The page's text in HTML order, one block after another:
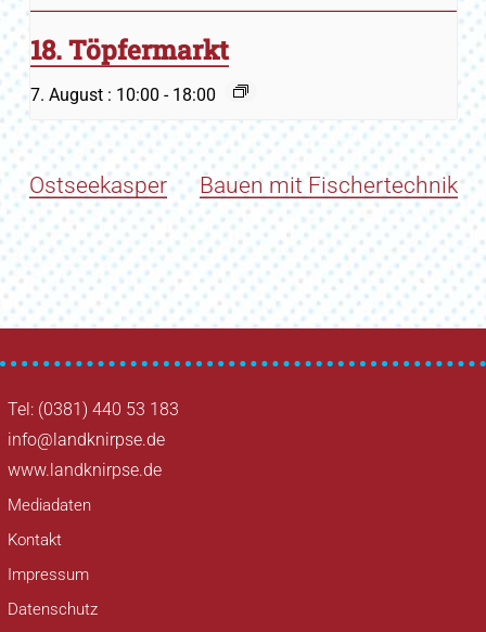
18. Töpfermarkt
7. August : 10:00 - 18:00
Ostseekasper Bauen mit Fischertechnik
Tel: (0381) 440 53 183
info@landknirpse.de
www.landknirpse.de
Mediadaten
Kontakt
Impressum
Datenschutz